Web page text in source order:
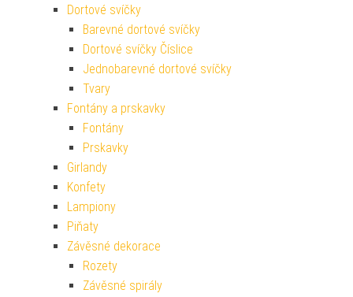
Dortové svíčky
Barevné dortové svíčky
Dortové svíčky Číslice
Jednobarevné dortové svíčky
Tvary
Fontány a prskavky
Fontány
Prskavky
Girlandy
Konfety
Lampiony
Piňaty
Závěsné dekorace
Rozety
Závěsné spirály